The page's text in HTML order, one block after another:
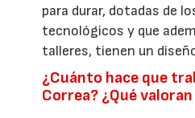
para durar, dotadas de
tecnológicos y que
talleres, tienen un
¿Cuánto hace que
Correa? ¿Qué